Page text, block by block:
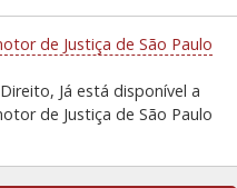
de Justiça de São Paulo
Já está disponível a
de Justiça de São Paulo